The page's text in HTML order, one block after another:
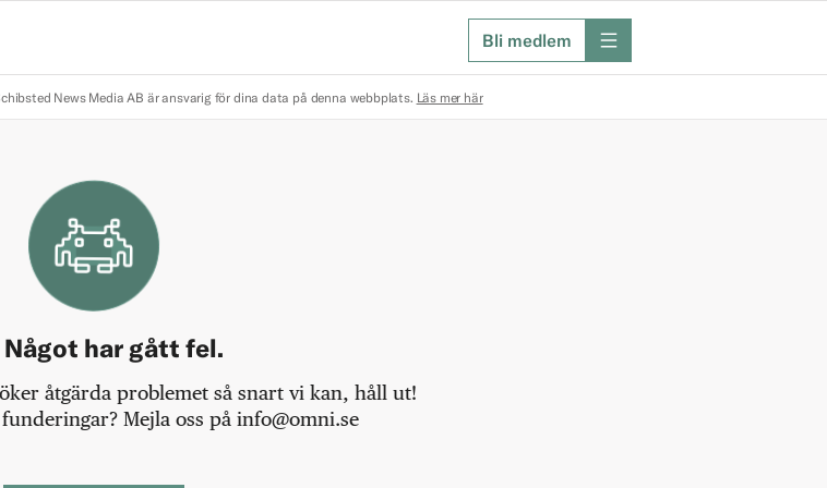
Bli medlem meny
News Media AB är ansvarig för dina data på denna webbplats. Läs mer här
Något har gått fel.
åtgärda problemet så snart vi kan, håll ut!
Mejla oss på info@omni.se